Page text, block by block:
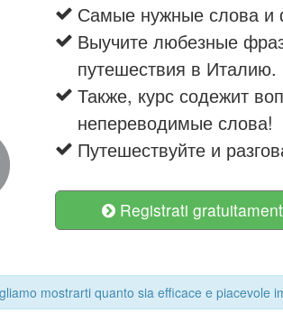
Самые нужные слова и
Выучите любезные
путешествия в Италию.
Также, курс содежит
непереводимые слова!
Путешествуйте и
Registrati
mostrarti quanto sia efficace e piacevole